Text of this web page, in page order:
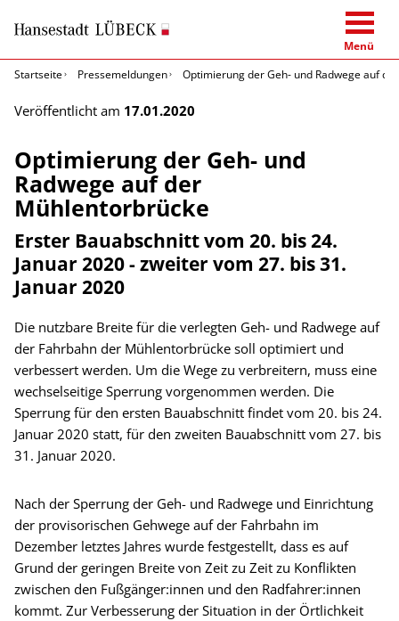
Menü
Startseite
Pressemeldungen Optimierung der Geh- und Radwege auf
Veröffentlicht am 17.01.2020
Optimierung der Geh- und
Radwege auf der
Mühlentorbrücke
Erster Bauabschnitt vom 20. bis 24.
Januar 2020 - zweiter vom 27. bis 31.
Januar 2020
Die nutzbare Breite für die verlegten Geh- und Radwege auf
der Fahrbahn der Mühlentorbrücke soll optimiert und
verbessert werden. Um die Wege zu verbreitern, muss eine
wechselseitige Sperrung vorgenommen werden. Die
Sperrung für den ersten Bauabschnitt findet vom 20. bis 24.
Januar 2020 statt, für den zweiten Bauabschnitt vom 27. bis
31. Januar 2020.
Nach der Sperrung der Geh- und Radwege und Einrichtung
der provisorischen Gehwege auf der Fahrbahn im
Dezember letztes Jahres wurde festgestellt, dass es auf
Grund der geringen Breite von Zeit zu Zeit zu Konflikten
zwischen den Fußgänger:innen und den Radfahrer:innen
kommt. Zur Verbesserung der Situation in der Örtlichkeit